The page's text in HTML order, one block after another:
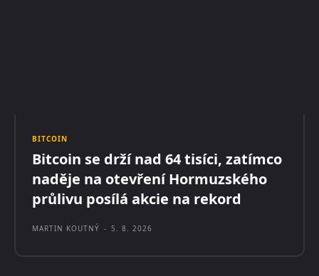
BITCOIN
Bitcoin se drží nad 64 tisíci, zatímco
naděje na otevření Hormuzského
průlivu posílá akcie na rekord
MARTIN KOUTNÝ - 5. 8. 2026